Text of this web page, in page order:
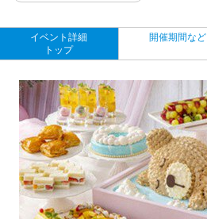
イベント詳細
トップ
開催期間など